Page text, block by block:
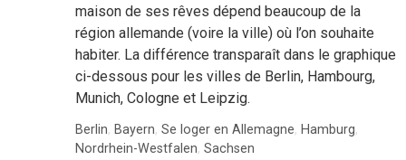
maison de ses rêves dépend beaucoup de la
région allemande (voire la ville) où l’on souhaite
habiter. La différence transparaît dans le graphique
ci-dessous pour les villes de Berlin, Hambourg,
Munich, Cologne et Leipzig.
Berlin, Bayern,Se loger en Allemagne, Hamburg,
Nordrhein-Westfalen,Sachsen